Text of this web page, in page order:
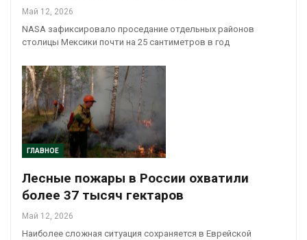
Май 12, 2026
NASA зафиксировало проседание отдельных районов
столицы Мексики почти на 25 сантиметров в год
ГЛАВНОЕ
Лесные пожары в России охватили
более 37 тысяч гектаров
Май 12, 2026
Наиболее сложная ситуация сохраняется в Еврейской